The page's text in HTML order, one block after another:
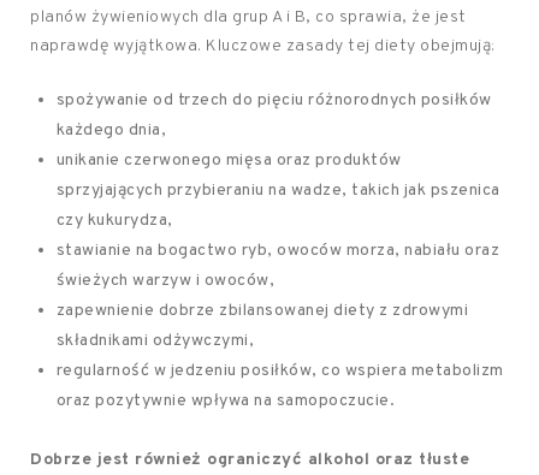
planów żywieniowych dla grup A i B, co sprawia, że jest
naprawdę wyjątkowa. Kluczowe zasady tej diety obejmują:
spożywanie od trzech do pięciu różnorodnych posiłków
każdego dnia,
unikanie czerwonego mięsa oraz produktów
sprzyjających przybieraniu na wadze, takich jak pszenica
czy kukurydza,
stawianie na bogactwo ryb, owoców morza, nabiału oraz
świeżych warzyw i owoców,
zapewnienie dobrze zbilansowanej diety z zdrowymi
składnikami odżywczymi,
regularność w jedzeniu posiłków, co wspiera metabolizm
oraz pozytywnie wpływa na samopoczucie.
Dobrze jest również ograniczyć alkohol oraz tłuste